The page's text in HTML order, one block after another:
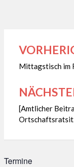
Mittagstisch im
[Amtlicher
Termine